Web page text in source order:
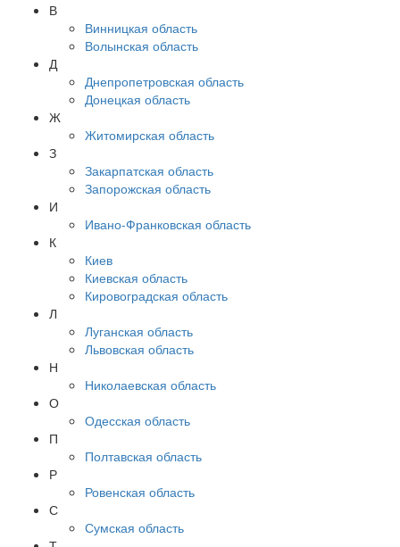
В
Винницкая область
Волынская область
Д
Днепропетровская область
Донецкая область
Ж
Житомирская область
З
Закарпатская область
Запорожская область
И
Ивано-Франковская область
К
Киев
Киевская область
Кировоградская область
Л
Луганская область
Львовская область
Н
Николаевская область
О
Одесская область
П
Полтавская область
Р
Ровенская область
С
Сумская область